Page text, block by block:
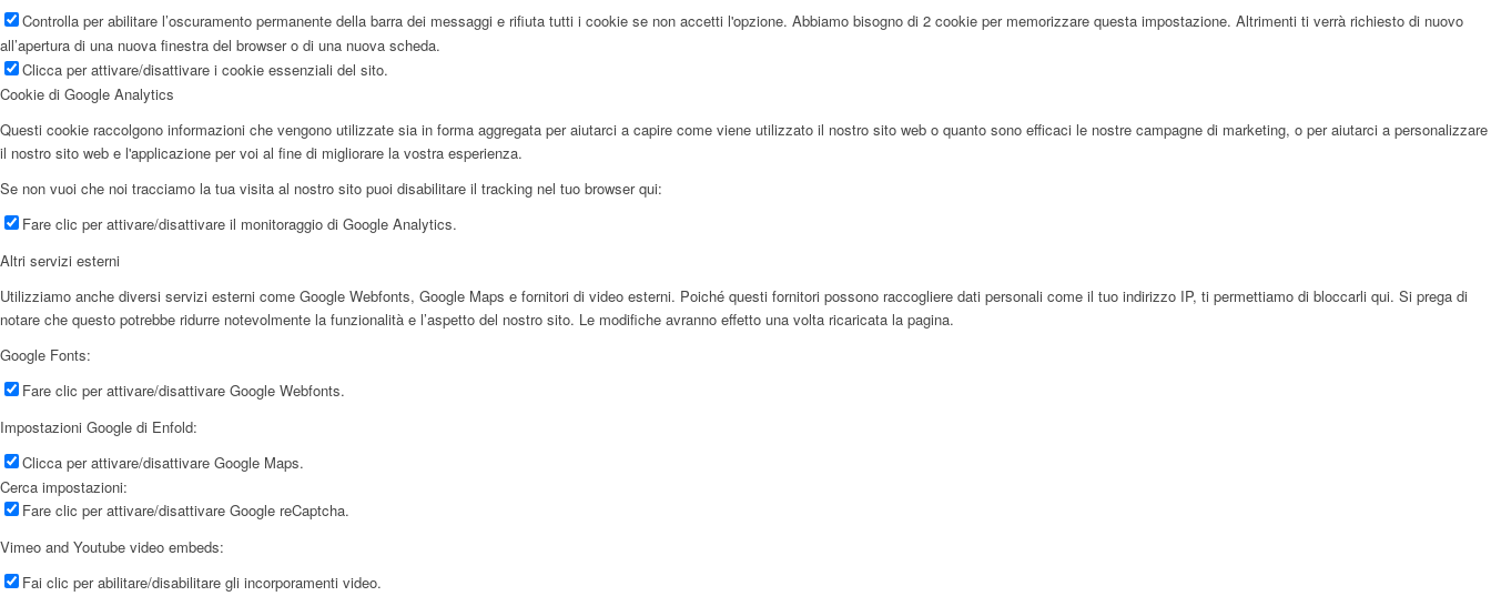
Controlla per abilitare l’oscuramento permanente della barra dei messaggi e rifiuta tutti i cookie se non accetti l'opzione. Abbiamo bisogno di 2 cookie per memorizzare questa impostazione. Altrimenti ti verrà richiesto di nuovo
all’apertura di una nuova finestra del browser o di una nuova scheda.
Clicca per attivare/disattivare i cookie essenziali del sito.
Cookie di Google Analytics
Questi cookie raccolgono informazioni che vengono utilizzate sia in forma aggregata per aiutarci a capire come viene utilizzato il nostro sito web o quanto sono efficaci le nostre campagne di marketing, o per aiutarci a personalizzare
il nostro sito web e l'applicazione per voi al fine di migliorare la vostra esperienza.
Se non vuoi che noi tracciamo la tua visita al nostro sito puoi disabilitare il tracking nel tuo browser qui:
Fare clic per attivare/disattivare il monitoraggio di Google Analytics.
Altri servizi esterni
Utilizziamo anche diversi servizi esterni come Google Webfonts, Google Maps e fornitori di video esterni. Poiché questi fornitori possono raccogliere dati personali come il tuo indirizzo IP, ti permettiamo di bloccarli qui. Si prega di
notare che questo potrebbe ridurre notevolmente la funzionalità e l’aspetto del nostro sito. Le modifiche avranno effetto una volta ricaricata la pagina.
Google Fonts:
Fare clic per attivare/disattivare Google Webfonts.
Impostazioni Google di Enfold:
Clicca per attivare/disattivare Google Maps.
Cerca impostazioni:
Fare clic per attivare/disattivare Google reCaptcha.
Vimeo and Youtube video embeds:
Fai clic per abilitare/disabilitare gli incorporamenti video.